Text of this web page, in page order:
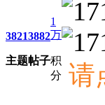
3821
主题
3882
帖子
1
万
积
分
请